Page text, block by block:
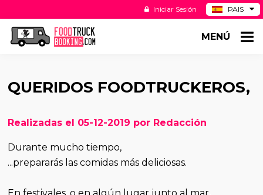
PAIS
DE
Iniciar Sesión
MENÚ
QUERIDOS FOODTRUCKEROS,
Realizadas el 05-12-2019 por Redacción
Durante mucho tiempo,
...prepararás las comidas más deliciosas.